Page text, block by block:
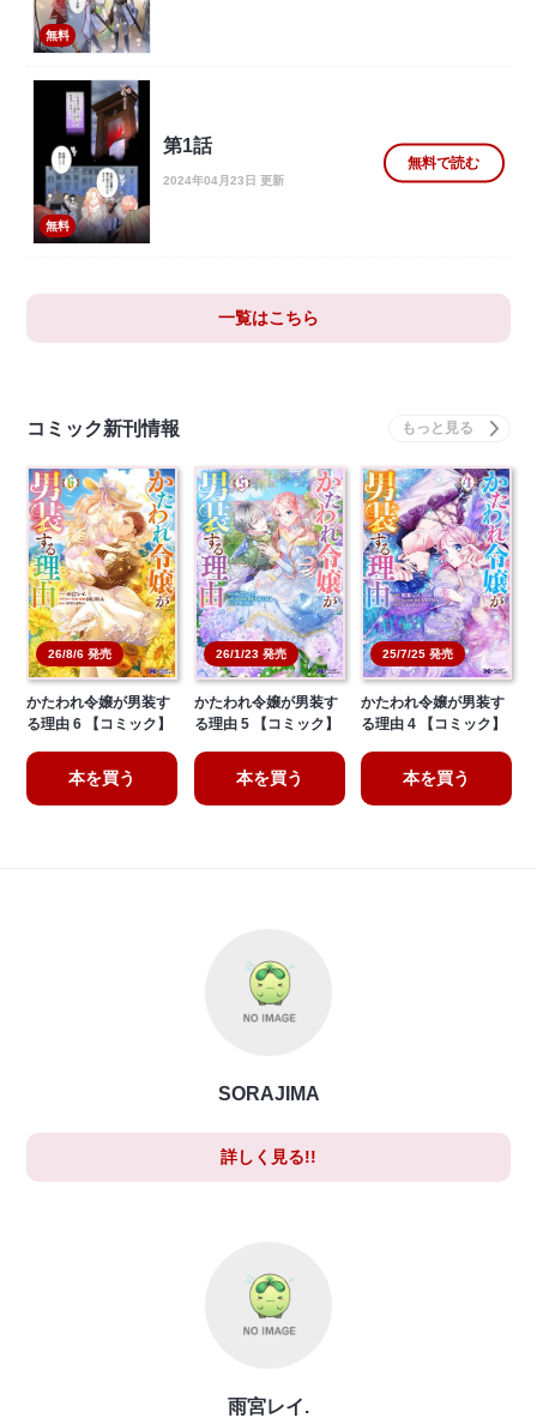
無料
無料
第1話
2024年04月23日 更新
無料で読む
一覧はこちら
コミック新刊情報
26/8/6 発売
かたわれ令嬢が男装す
る理由 6 【コミック】
本を買う
26/1/23 発売
かたわれ令嬢が男装す
る理由 5 【コミック】
本を買う
25/7/25 発売
かたわれ令嬢が男装す
る理由 4 【コミック】
本を買う
SORAJIMA
詳しく見る!!
雨宮レイ.